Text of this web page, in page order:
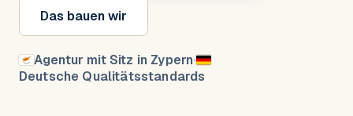
Das bauen wir
Agentur mit Sitz in Zypern·
Deutsche Qualitätsstandards